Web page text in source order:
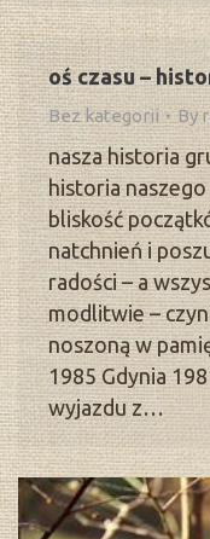
oś czasu –
Bez kategorii By
nasza historia
historia naszego
bliskość
natchnień i
radości – a
modlitwie –
noszoną w
1985 Gdynia
wyjazdu z…